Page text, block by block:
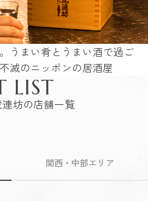
うまい肴とうまい酒で過ご
滅のニッポンの居酒屋
LIST
坊の店舗一覧
関西・中部エリア